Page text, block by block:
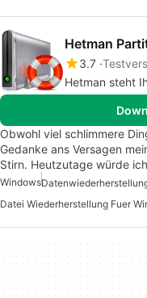
Hetman
3.7
Hetman steht
Obwohl viel schlimmere
Gedanke ans Versagen
Stirn. Heutzutage würde
Windows
Datei Wiederherstellung Fuer